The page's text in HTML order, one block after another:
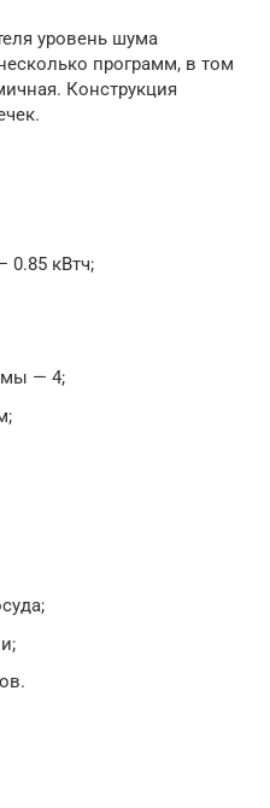
уровень шума
программ, в том
Конструкция
0.85 кВтч;
— 4;